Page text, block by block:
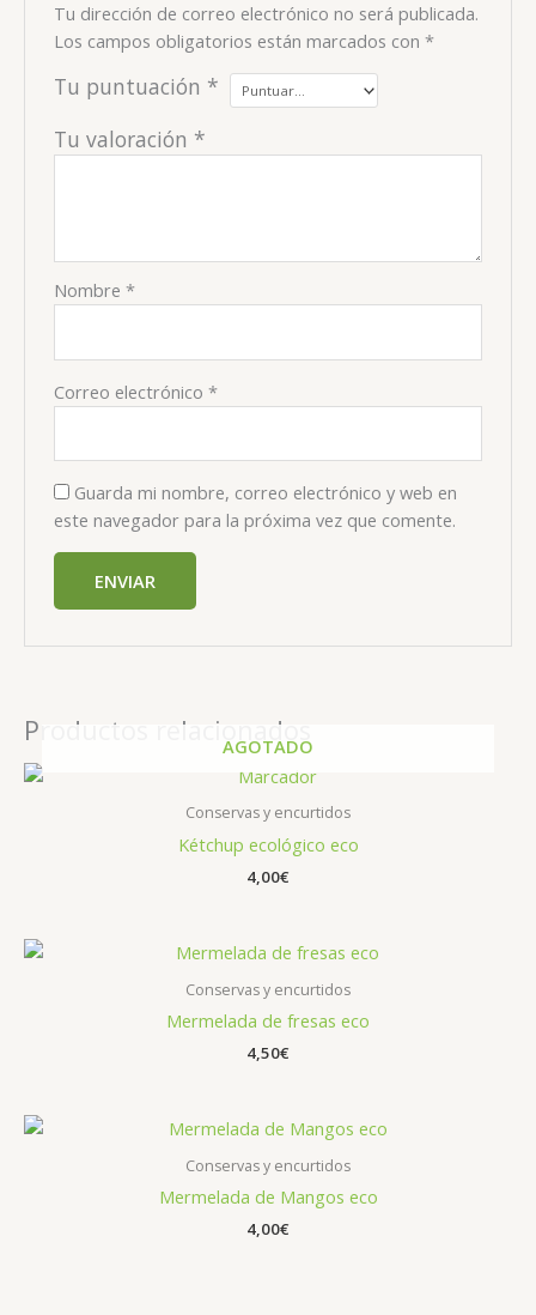
Tu dirección de correo electrónico no será publicada.
Los campos obligatorios están marcados con*
Tu puntuación *
Tu valoración *
Nombre*
Correo electrónico*
Guarda mi nombre, correo electrónico y web en
este navegador para la próxima vez que comente.
Productos relacionados
AGOTADO
Conservas y encurtidos
Kétchup ecológico eco
4,00€
Conservas y encurtidos
Mermelada de fresas eco
4,50€
Conservas y encurtidos
Mermelada de Mangos eco
4,00€